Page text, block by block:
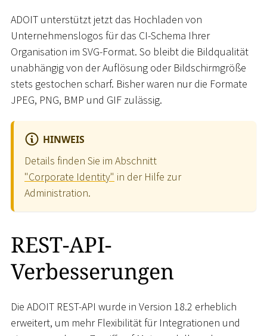
ADOIT unterstützt jetzt das Hochladen von
Unternehmenslogos für das CI-Schema Ihrer
Organisation im SVG-Format. So bleibt die Bildqualität
unabhängig von der Auflösung oder Bildschirmgröße
stets gestochen scharf. Bisher waren nur die Formate
JPEG, PNG, BMP und GIF zulässig.
HINWEIS
Details finden Sie im Abschnitt
"Corporate Identity" in der Hilfe zur
Administration.
REST-API-
Verbesserungen
Die ADOIT REST-API wurde in Version 18.2 erheblich
erweitert, um mehr Flexibilität für Integrationen und